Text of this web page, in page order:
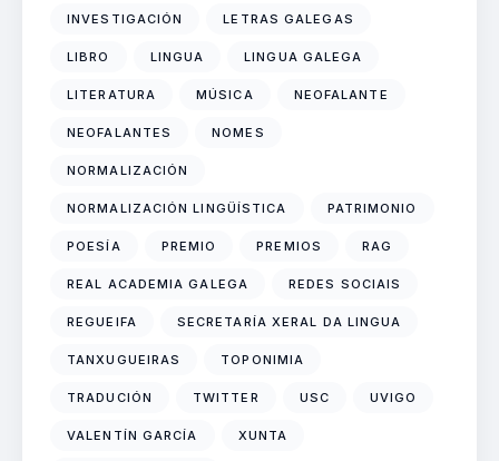
INVESTIGACIÓN LETRAS GALEGAS
LIBRO LINGUA LINGUA GALEGA
LITERATURA MÚSICA NEOFALANTE
NEOFALANTES NOMES
NORMALIZACIÓN
NORMALIZACIÓN LINGÜÍSTICA PATRIMONIO
POESÍA PREMIO PREMIOS RAG
REAL ACADEMIA GALEGA REDES SOCIAIS
REGUEIFA SECRETARÍA XERAL DA LINGUA
TANXUGUEIRAS TOPONIMIA
TRADUCIÓN TWITTER USC UVIGO
VALENTÍN GARCÍA XUNTA